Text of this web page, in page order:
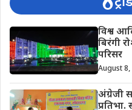
विश्व
बिरंगी
परिसर
August 8,
अंग्रेजी